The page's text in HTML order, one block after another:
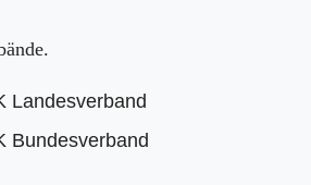
Landesverband
Bundesverband